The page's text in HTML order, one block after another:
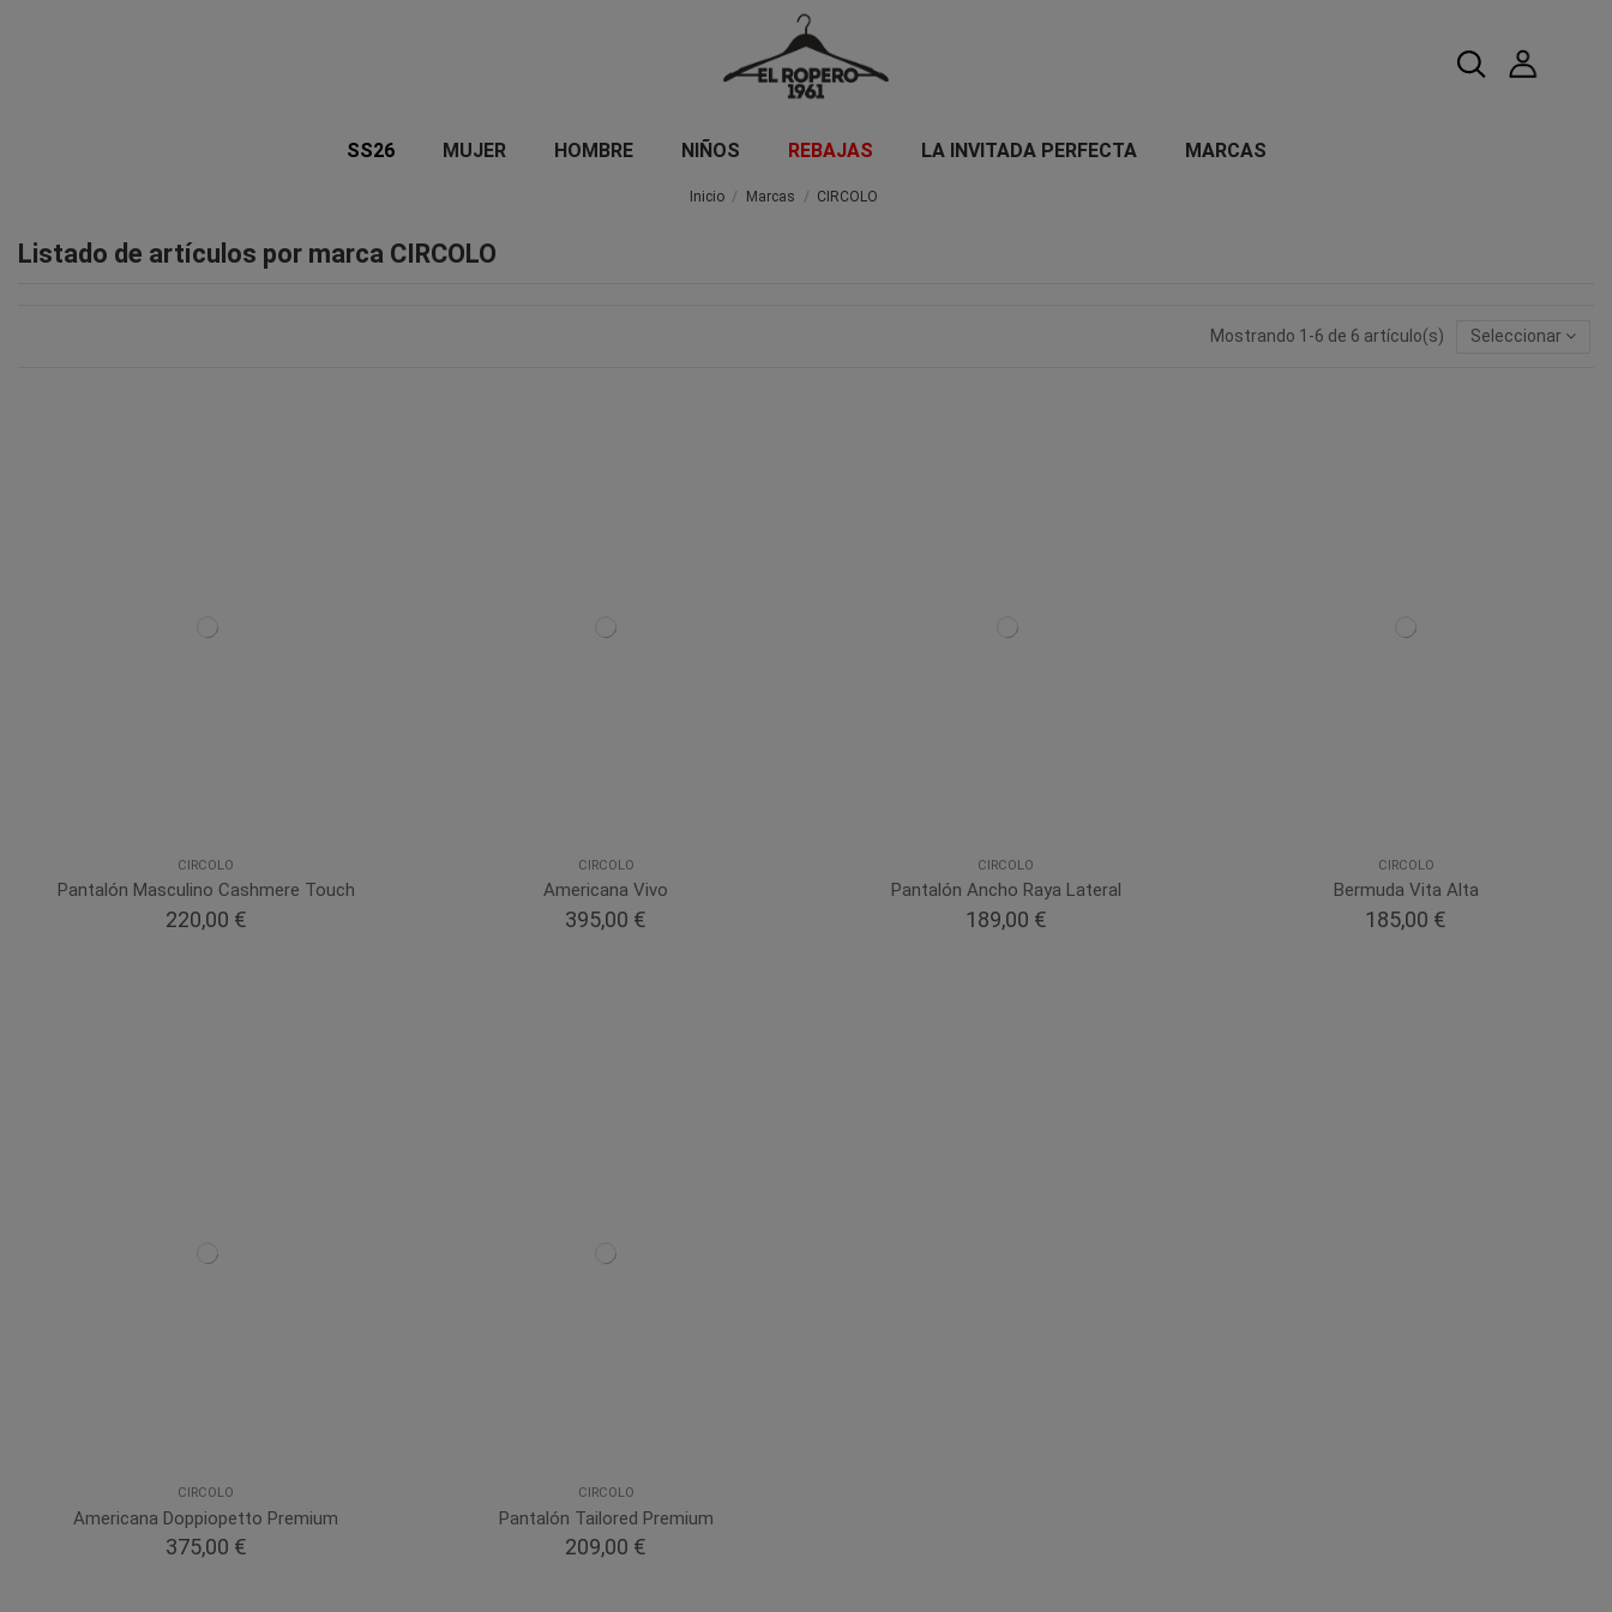
SS26 MUJER HOMBRE NIÑOS REBAJAS LA INVITADA PERFECTA MARCAS
Inicio Marcas CIRCOLO
Listado de artículos por marca CIRCOLO
Mostrando 1-6 de 6 artículo(s) Seleccionar
CIRCOLO
Pantalón Masculino Cashmere Touch
220,00 €
CIRCOLO
Americana Vivo
395,00 €
CIRCOLO
Pantalón Ancho Raya Lateral
189,00 €
CIRCOLO
Bermuda Vita Alta
185,00 €
CIRCOLO
Americana Doppiopetto Premium
375,00 €
CIRCOLO
Pantalón Tailored Premium
209,00 €